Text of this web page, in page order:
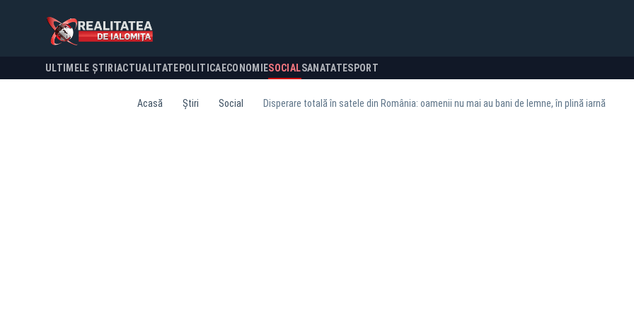
ULTIMELE ȘTIRI ACTUALITATE POLITICA ECONOMIESOCIALSANATATESPORT
Acasă Știri Social Disperare totală în satele din România: oamenii nu mai au bani de lemne, în plină iarnă